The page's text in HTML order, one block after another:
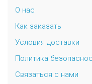
О нас
Как заказать
Условия доставки
Политика
Связаться с нами